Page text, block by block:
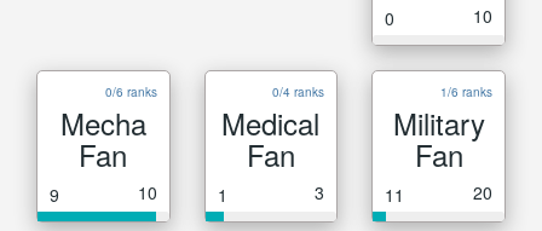
0 10
0/6 ranks
Mecha
Fan
9 10
0/4 ranks
Medical
Fan
1 3
1/6 ranks
Military
Fan
11 20